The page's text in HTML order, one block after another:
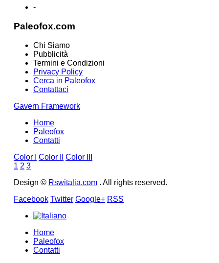
-
Paleofox.com
Chi Siamo
Pubblicità
Termini e Condizioni
Privacy Policy
Cerca in Paleofox
Contattaci
Gavern Framework
Home
Paleofox
Contatti
Color I
Color II
Color III
1 2 3
Design © Rswitalia.com . All rights reserved.
Facebook Twitter Google+ RSS
Home
Paleofox
Contatti